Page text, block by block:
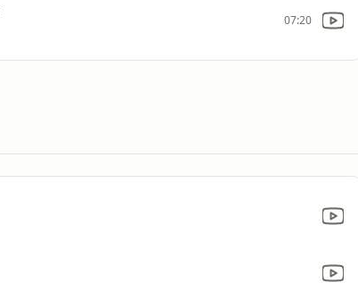
07:20